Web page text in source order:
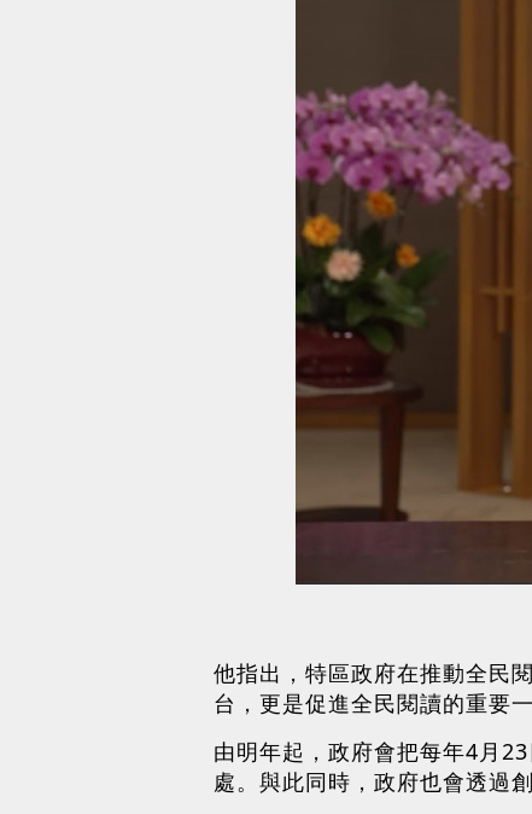
他指出，特區政府在推動全民
台，更是促進全民閱讀的重要
由明年起，政府會把每年4月
處。與此同時，政府也會透過